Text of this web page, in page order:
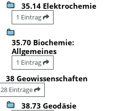
35.14 Elektrochemie
1 Eintrag
35.70 Biochemie:
Allgemeines
1 Eintrag
38 Geowissenschaften
28 Einträge
38.73 Geodäsie